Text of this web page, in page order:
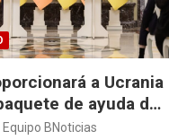
a Ucrania
de ayuda de
de euros
Equipo BNoticias